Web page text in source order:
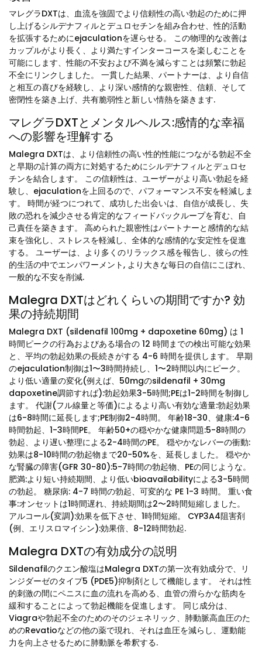
マレグラDXTは、血流を強固でより信頼性の高い勃起のために押
し上げるシルデナフィルとデュロセチンを組み合わせ、性的活動
を拡張するためにejaculationを遅らせる。 この物理的な改善は
カップルがより長く、より満たすインターコースを楽しむことを
可能にします、性能の不安および不満を減らすことは頻繁に勃起
不全にリンクしました。 一貫した結果、パートナーは、より自信
と相互の喜びを経験し、より深い感情的な親密性、信頼、そして
密閉性を築き上げ、共有脆弱性と新しい情熱を築きます.
マレグラDXTとメンタルヘルス:感情的な幸福
への影響を理解する
Malegra DXTは、より信頼性の高い性的性能につながる勃起不全
と早期の計算の両方に対処するためにシルデナフィルとデュロセ
チンを結合します。 この信頼性は、ユーザーがより高い勃起を経
験し、ejaculationを上回るので、パフォーマンス不安を軽減しま
す。 時間が経つにつれて、成功した出会いは、自信が成長し、失
敗の恐れを減少させる肯定的なフィードバックループを育む、自
己責任を築きます。 高められた親密性はパートナーと感情的な結
束を強化し、ストレスを軽減し、全体的な感情的な安定性を促進
する。 ユーザーは、より多くのリラックス感を報告し、彼らの性
的生活の中でエンパワーメント, より大きな毎日の自信にこぼれ、
一般的な不安を削減.
Malegra DXTはどれくらいの期間ですか? 効
果の持続期間
Malegra DXT (sildenafil 100mg + dapoxetine 60mg) は 1
時間ピークの行為およびある場合の 12 時間までの検出可能な効果
と、平均の勃起効果の長続きがする 4-6 時間を提供します。 早期
のejaculation制御は1〜3時間持続し、1〜2時間以内にピーク。
より低い適量の変化(例えば、50mgのsildenafil + 30mg
dapoxetine調節すれば):勃起効果3-5時間;PEは1-2時間を制御し
ます。 代謝(フル線量と等価)によるより高い有効な適量:勃起効果
は6-8時間に延長します;PE制御2-4時間。 年齢18-30、健康:4-6
時間勃起、1-3時間PE。 年齢50+の穏やかな健康問題:5-8時間の
勃起、より遅い整理による2-4時間のPE。 穏やかなレバーの衝動:
効果は8-10時間の勃起物まで20-50%を、延長しました。 穏やか
な腎臓の障害(GFR 30-80):5-7時間の勃起物、PEの同じような。
肥満:より短い持続期間、より低いbioavailabilityによる3-5時間
の勃起。 糖尿病: 4-7 時間の勃起、可変的な PE 1-3 時間。 重い食
事:オンセットは1時間遅れ、持続期間は2〜2時間短縮しました。
アルコール(変調):効果を低下させ、1時間短縮。 CYP3A4阻害剤
(例、エリスロマイシン):効果倍、8-12時間勃起.
Malegra DXTの有効成分の説明
Sildenafilのクエン酸塩はMalegra DXTの第一次有効成分で、リ
ンジダーゼのタイプ5 (PDE5)抑制剤として機能します。 それは性
的刺激の間にペニスに血の流れを高める、血管の滑らかな筋肉を
緩和することによって勃起機能を促進します。 同じ成分は、
Viagraや勃起不全のためのそのジェネリック、肺動脈高血圧のた
めのRevatioなどの他の薬で現れ、それは血圧を減らし、運動能
力を向上させるために肺動脈を希釈する.